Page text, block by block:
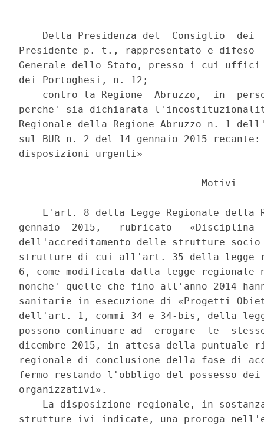
Della Presidenza del  Consiglio  dei
Presidente p. t., rappresentato e difeso
Generale dello Stato, presso i cui
dei Portoghesi, n. 12;
contro la Regione  Abruzzo,  in
perche' sia dichiarata
Regionale della Regione Abruzzo n. 1
sul BUR n. 2 del 14 gennaio 2015
disposizioni urgenti»
                               Motivi
L'art. 8 della Legge Regionale della
gennaio  2015,   rubricato
dell'accreditamento delle strutture
strutture di cui all'art. 35 della legge
6, come modificata dalla legge
nonche' quelle che fino all'anno 2014
sanitarie in esecuzione di «Progetti
dell'art. 1, commi 34 e 34-bis, della
possono continuare ad  erogare  le
dicembre 2015, in attesa della puntuale
regionale di conclusione della fase di
fermo restando l'obbligo del possesso
organizzativi».
La disposizione regionale, in
strutture ivi indicate, una proroga